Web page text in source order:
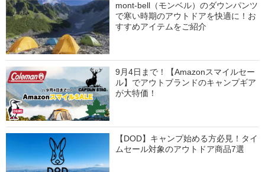
mont-bell（モンベル）のダウンパンツ
で寒い時期のアウトドアを快適に！お
すすめアイテムをご紹介
9月4日まで！【Amazonスマイルセー
ル】でアウトブランドのキャンプギア
が大特価！
【DOD】キャンプ始める方必見！タイ
ムセール対象のアウトドア商品7選